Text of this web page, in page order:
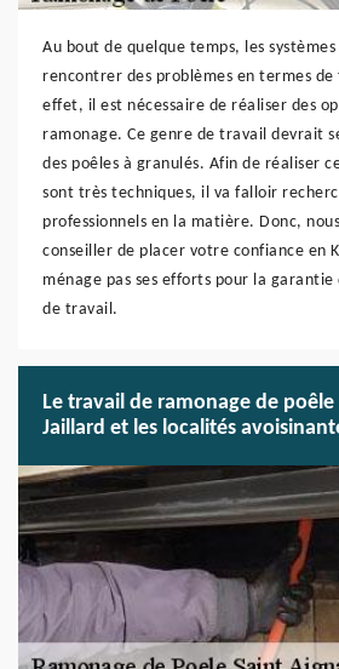
Au bout de quelque temps, les
rencontrer des problèmes en termes
effet, il est nécessaire de réaliser des
ramonage. Ce genre de travail devrait
des poêles à granulés. Afin de réaliser
sont très techniques, il va falloir
professionnels en la matière. Donc,
conseiller de placer votre confiance en
ménage pas ses efforts pour la
de travail.
Le travail de ramonage de poêle
Jaillard et les localités